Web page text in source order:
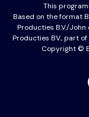
This
Based on the format
Producties B.V./
Producties BV., part
Copyright ©